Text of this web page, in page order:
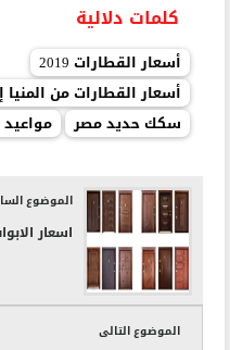
كلمات دلالية
أسعار القطارات 2019
أسعار القطارات من المنيا
سكك حديد مصر
مواعيد
الموضوع
اسعار
الموضوع التالى